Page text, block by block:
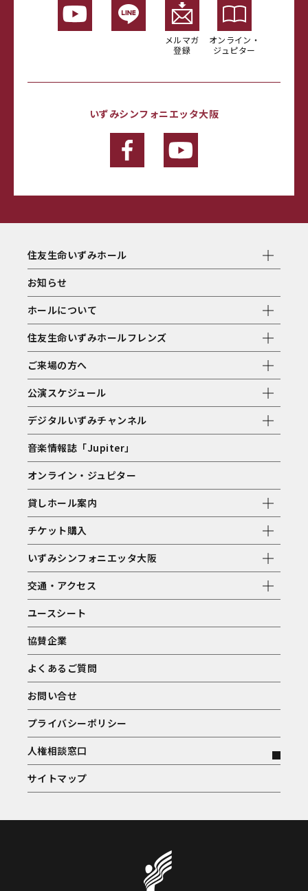
メルマガ
登録
オンライン・
ジュピター
いずみシンフォニエッタ大阪
住友生命いずみホール
お知らせ
ホールについて
住友生命いずみホールフレンズ
ご来場の方へ
公演スケジュール
デジタルいずみチャンネル
音楽情報誌「Jupiter」
オンライン・ジュピター
貸しホール案内
チケット購入
いずみシンフォニエッタ大阪
交通・アクセス
ユースシート
協賛企業
よくあるご質問
お問い合せ
プライバシーポリシー
人権相談窓口
サイトマップ